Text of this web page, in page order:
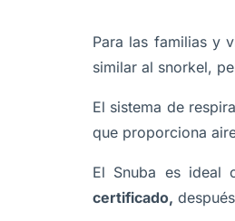
Para las familias y
similar al snorkel,
El sistema de
que proporciona
El Snuba es ideal
certificado,